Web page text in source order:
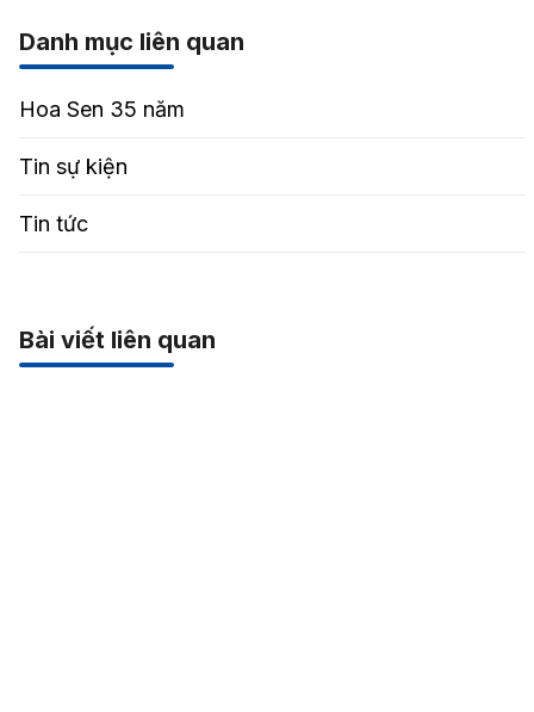
Danh mục liên quan
Hoa Sen 35 năm
Tin sự kiện
Tin tức
Bài viết liên quan